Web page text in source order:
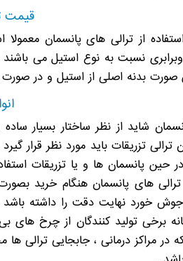
قیمت
از ترالی های پانسمان
نسبت به نوع استیل می باشند
صورت بدنه اصلی از استیل و در
شاید از نظر ساختار بسیار
ترالی تزریقات باید مورد نظر قرار
حین پانسمان ها و یا تزریقات
های پانسمان هنگام خرید
خورد نهایت دقت را داشته باشد .
برخی تولید کنندگان از چرخ های